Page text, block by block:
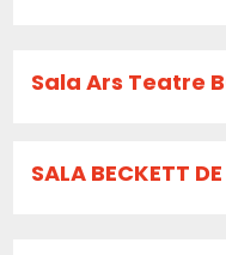
Sala Ars Teatre
SALA BECKETT